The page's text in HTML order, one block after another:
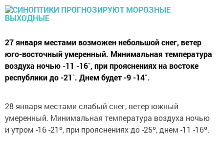
27 января местами возможен небольшой снег, ветер
юго-восточный умеренный. Минимальная температура
воздуха ночью -11 -16˚, при прояснениях на востоке
республики до -21˚. Днем будет -9 -14˚.
28 января местами слабый снег, ветер южный
умеренный. Минимальная температура воздуха ночью
и утром -16 -21º, при прояснениях до -25º, днем -11 -16º.